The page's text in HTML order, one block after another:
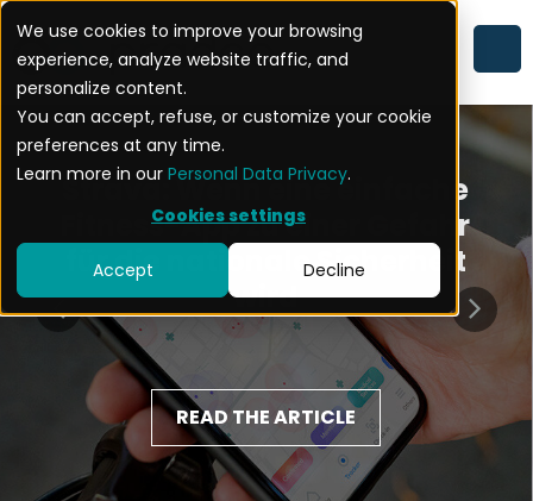
We use cookies to improve your browsing
experience, analyze website traffic, and
personalize content.
You can accept, refuse, or customize your cookie
preferences at any time.
Learn more in our Personal Data Privacy.
Cookies settings
Accept Decline
Strava: Wenn eine einfache
Fitness-App zu einer Gefahr
für die nationale Sicherheit
wird
READ THE ARTICLE